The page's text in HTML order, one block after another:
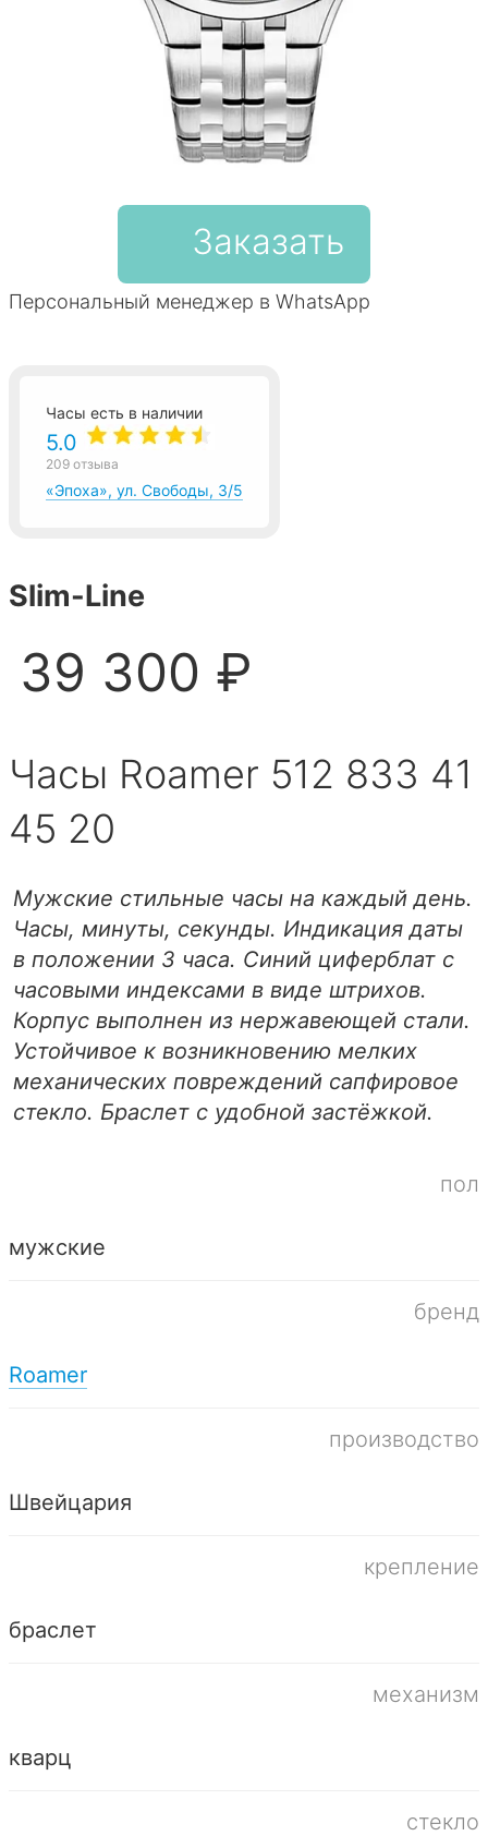
Заказать
Персональный менеджер в WhatsApp
Часы есть в наличии
5.0
209 отзыва
«Эпоха», ул. Свободы, 3/5
Slim-Line
39 300 ₽
Часы Roamer 512 833 41
45 20
Мужские стильные часы на каждый день.
Часы, минуты, секунды. Индикация даты
в положении 3 часа. Синий циферблат с
часовыми индексами в виде штрихов.
Корпус выполнен из нержавеющей стали.
Устойчивое к возникновению мелких
механических повреждений сапфировое
стекло. Браслет с удобной застёжкой.
пол
мужские
бренд
Roamer
производство
Швейцария
крепление
браслет
механизм
кварц
стекло